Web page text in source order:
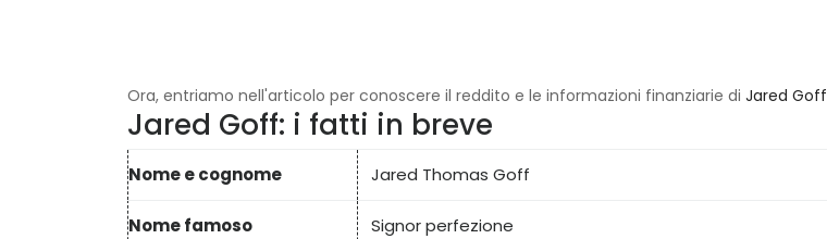
Ora, entriamo nell'articolo per conoscere il reddito e le informazioni finanziarie di Jared Goff
Jared Goff: i fatti in breve
Nome e cognome Jared Thomas Goff
Nome famoso Signor perfezione